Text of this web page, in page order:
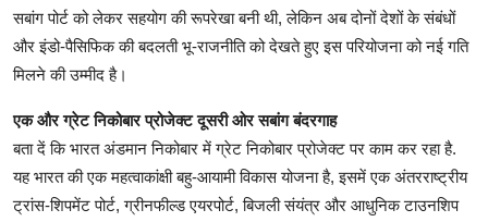
सबांग पोर्ट को लेकर सहयोग की रूपरेखा बनी थी, लेकिन अब दोनों देशों के संबंधों
और इंडो-पैसिफिक की बदलती भू-राजनीति को देखते हुए इस परियोजना को नई गति
मिलने की उम्मीद है।
एक और ग्रेट निकोबार प्रोजेक्ट दूसरी ओर सबांग बंदरगाह
बता दें कि भारत अंडमान निकोबार में ग्रेट निकोबार प्रोजेक्ट पर काम कर रहा है.
यह भारत की एक महत्वाकांक्षी बहु-आयामी विकास योजना है, इसमें एक अंतरराष्ट्रीय
ट्रांस-शिपमेंट पोर्ट, ग्रीनफील्ड एयरपोर्ट, बिजली संयंत्र और आधुनिक टाउनशिप